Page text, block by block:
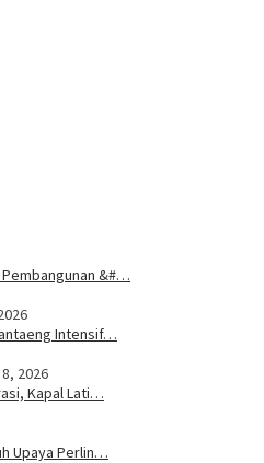
Pembangunan &#…
Intensif…
2026
Kapal Lati…
Upaya Perlin…